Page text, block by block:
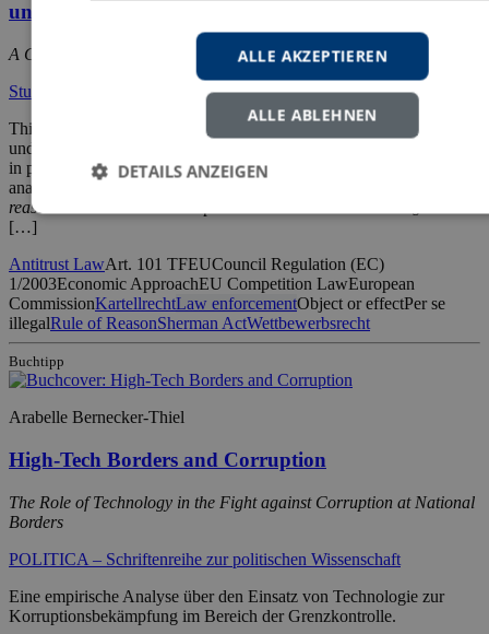
under Article 101 (1) TFEU
A Comparison of EU with US Law
Studienreihe wirtschaftsrechtliche Forschungsergebnisse
This work deals with the applicability of a US-type
rule of reason
under Art. 101 (1) TFEU. It compares EU with US competition law,
in particular § 1 of the Sherman Act and Art. 101 TFEU. The
analysis essentially deals with the question whether the
reason
[…]
Antitrust LawArt. 101 TFEUCouncil Regulation (EC)
1/2003Economic ApproachEU Competition LawEuropean
CommissionKartellrechtLaw enforcementObject or effectPer se
illegalRule of ReasonSherman ActWettbewerbsrecht
Buchtipp
Arabelle Bernecker-Thiel
High-Tech Borders and Corruption
The Role of Technology in the Fight against Corruption at National
Borders
POLITICA – Schriftenreihe zur politischen Wissenschaft
Eine empirische Analyse über den Einsatz von Technologie zur
Korruptionsbekämpfung im Bereich der Grenzkontrolle.
ALLE AKZEPTIEREN
ALLE ABLEHNEN
DETAILS ANZEIGEN